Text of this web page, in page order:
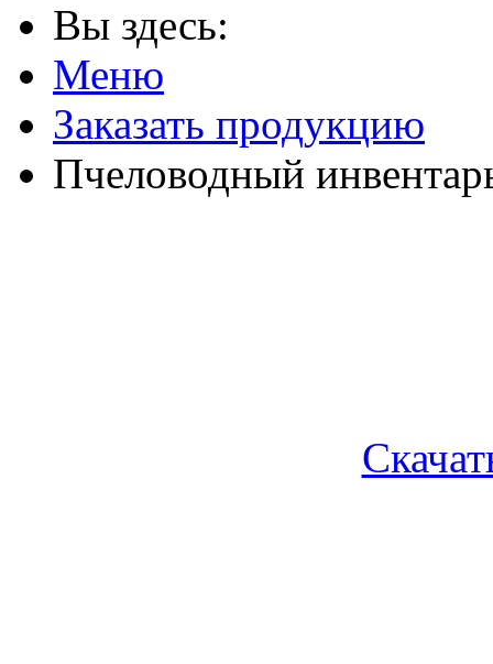
Вы здесь:
Меню
Заказать продукцию
Пчеловодный